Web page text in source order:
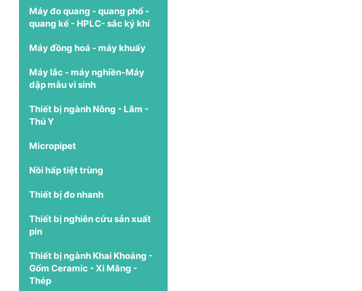
Máy đo quang - quang phổ -
quang kế - HPLC- sắc ký khí
Máy đồng hoá - máy khuấy
Máy lắc - máy nghiền-Máy
dập mẫu vi sinh
Thiết bị ngành Nông - Lâm -
Thú Y
Micropipet
Nồi hấp tiệt trùng
Thiết bị đo nhanh
Thiết bị nghiên cứu sản xuất
pin
Thiết bị ngành Khai Khoáng -
Gốm Ceramic - Xi Măng -
Thép